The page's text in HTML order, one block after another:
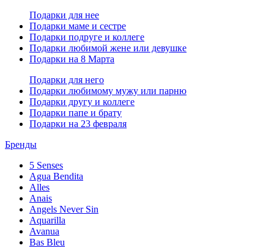
Подарки для нее
Подарки маме и сестре
Подарки подруге и коллеге
Подарки любимой жене или девушке
Подарки на 8 Марта
Подарки для него
Подарки любимому мужу или парню
Подарки другу и коллеге
Подарки папе и брату
Подарки на 23 февраля
Бренды
5 Senses
Agua Bendita
Alles
Anais
Angels Never Sin
Aquarilla
Avanua
Bas Bleu